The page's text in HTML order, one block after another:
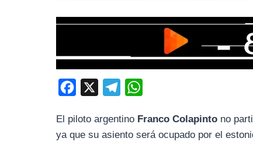
c
e
l
e
a
t
El piloto argentino Franco Colapinto no
ya que su asiento será ocupado por el